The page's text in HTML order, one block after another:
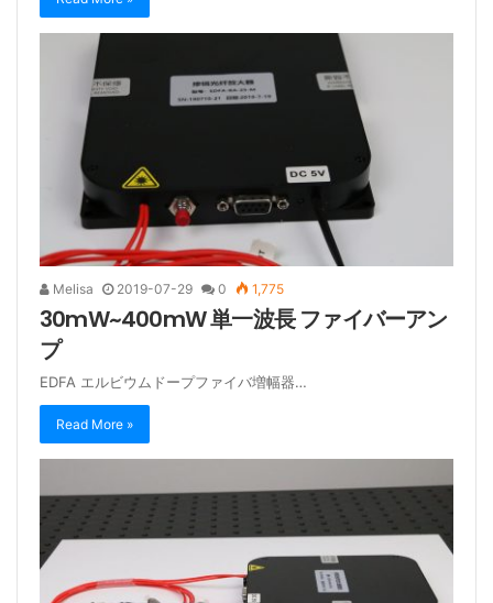
Melisa 2019-07-29 0 1,775
30mW~400mW 単一波長 ファイバーアン
プ
EDFA エルビウムドープファイバ増幅器…
Read More »